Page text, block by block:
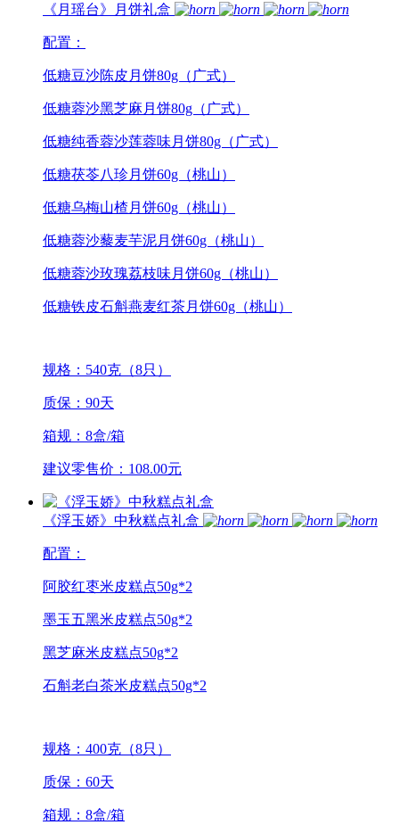
《月瑶台》月饼礼盒
配置：
低糖豆沙陈皮月饼80g（广式）
低糖蓉沙黑芝麻月饼80g（广式）
低糖纯香蓉沙莲蓉味月饼80g（广式）
低糖茯苓八珍月饼60g（桃山）
低糖乌梅山楂月饼60g（桃山）
低糖蓉沙藜麦芋泥月饼60g（桃山）
低糖蓉沙玫瑰荔枝味月饼60g（桃山）
低糖铁皮石斛燕麦红茶月饼60g（桃山）
规格：540克（8只）
质保：90天
箱规：8盒/箱
建议零售价：108.00元
《浮玉娇》中秋糕点礼盒
配置：
阿胶红枣米皮糕点50g*2
墨玉五黑米皮糕点50g*2
黑芝麻米皮糕点50g*2
石斛老白茶米皮糕点50g*2
规格：400克（8只）
质保：60天
箱规：8盒/箱